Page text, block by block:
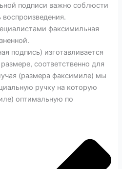
подписи важно соблюсти
факсимильная
подпись) изготавливается
соответственно для
(размера факсимиле) мы
ручку на которую
оптимальную по